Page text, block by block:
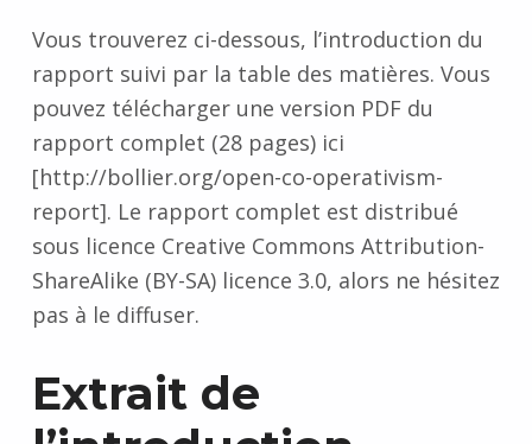
Vous trouverez ci-dessous, l’introduction du
rapport suivi par la table des matières. Vous
pouvez télécharger une version PDF du
rapport complet (28 pages) ici
[http://bollier.org/open-co-operativism-
report]. Le rapport complet est distribué
sous licence Creative Commons Attribution-
ShareAlike (BY-SA) licence 3.0, alors ne hésitez
pas à le diffuser.
Extrait de